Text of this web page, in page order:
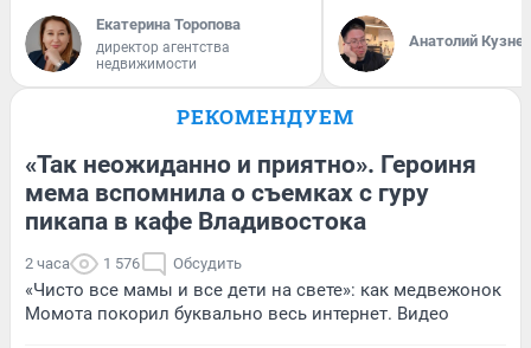
Екатерина Торопова
директор агентства
недвижимости
Анатолий
РЕКОМЕНДУЕМ
«Так неожиданно и приятно». Героиня
мема вспомнила о съемках с гуру
пикапа в кафе Владивостока
2 часа 1 576 Обсудить
«Чисто все мамы и все дети на свете»: как медвежонок
Момота покорил буквально весь интернет. Видео